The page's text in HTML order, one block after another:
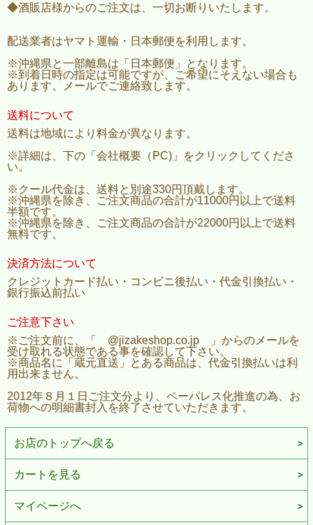
◆酒販店様からのご注文は、一切お断りいたします。
配送業者はヤマト運輸・日本郵便を利用します。
※沖縄県と一部離島は「日本郵便」となります。
※到着日時の指定は可能ですが、ご希望にそえない場合も
あります。メールでご連絡致します。
送料について
送料は地域により料金が異なります。
※詳細は、下の「会社概要（PC)」をクリックしてくださ
い。
※クール代金は、送料と別途330円頂戴します。
※沖縄県を除き、ご注文商品の合計が11000円以上で送料
半額です。
※沖縄県を除き、ご注文商品の合計が22000円以上で送料
無料です。
決済方法について
クレジットカード払い・コンビニ後払い・代金引換払い・
銀行振込前払い
ご注意下さい
※ご注文前に、「 @jizakeshop.co.jp 」からのメールを
受け取れる状態である事を確認して下さい。
※商品名に「蔵元直送」とある商品は、代金引換払いは利
用出来ません。
2012年８月１日ご注文分より、ペーパレス化推進の為、お
荷物への明細書封入を終了させていただきます。
お店のトップへ戻る
カートを見る
マイページへ